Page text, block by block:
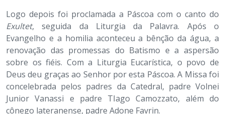
Logo depois foi proclamada a Páscoa com o canto do
Exultet, seguida da Liturgia da Palavra. Após o
Evangelho e a homilia aconteceu a bênção da água, a
renovação das promessas do Batismo e a aspersão
sobre os fiéis. Com a Liturgia Eucarística, o povo de
Deus deu graças ao Senhor por esta Páscoa. A Missa foi
concelebrada pelos padres da Catedral, padre Volnei
Junior Vanassi e padre TIago Camozzato, além do
cônego lateranense, padre Adone Favrin.